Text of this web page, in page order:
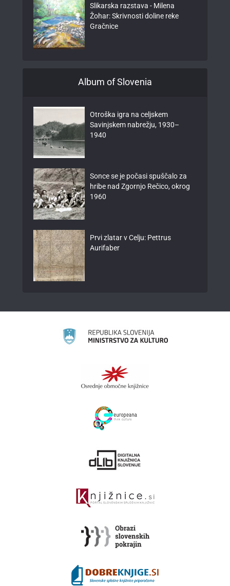
Slikarska razstava - Milena
Žohar: Skrivnosti doline reke
Gračnice
Album of Slovenia
Otroška igra na celjskem
Savinjskem nabrežju, 1930–
1940
Sonce se je počasi spuščalo za
hribe nad Zgornjo Rečico, okrog
1960
Prvi zlatar v Celju: Pettrus
Aurifaber